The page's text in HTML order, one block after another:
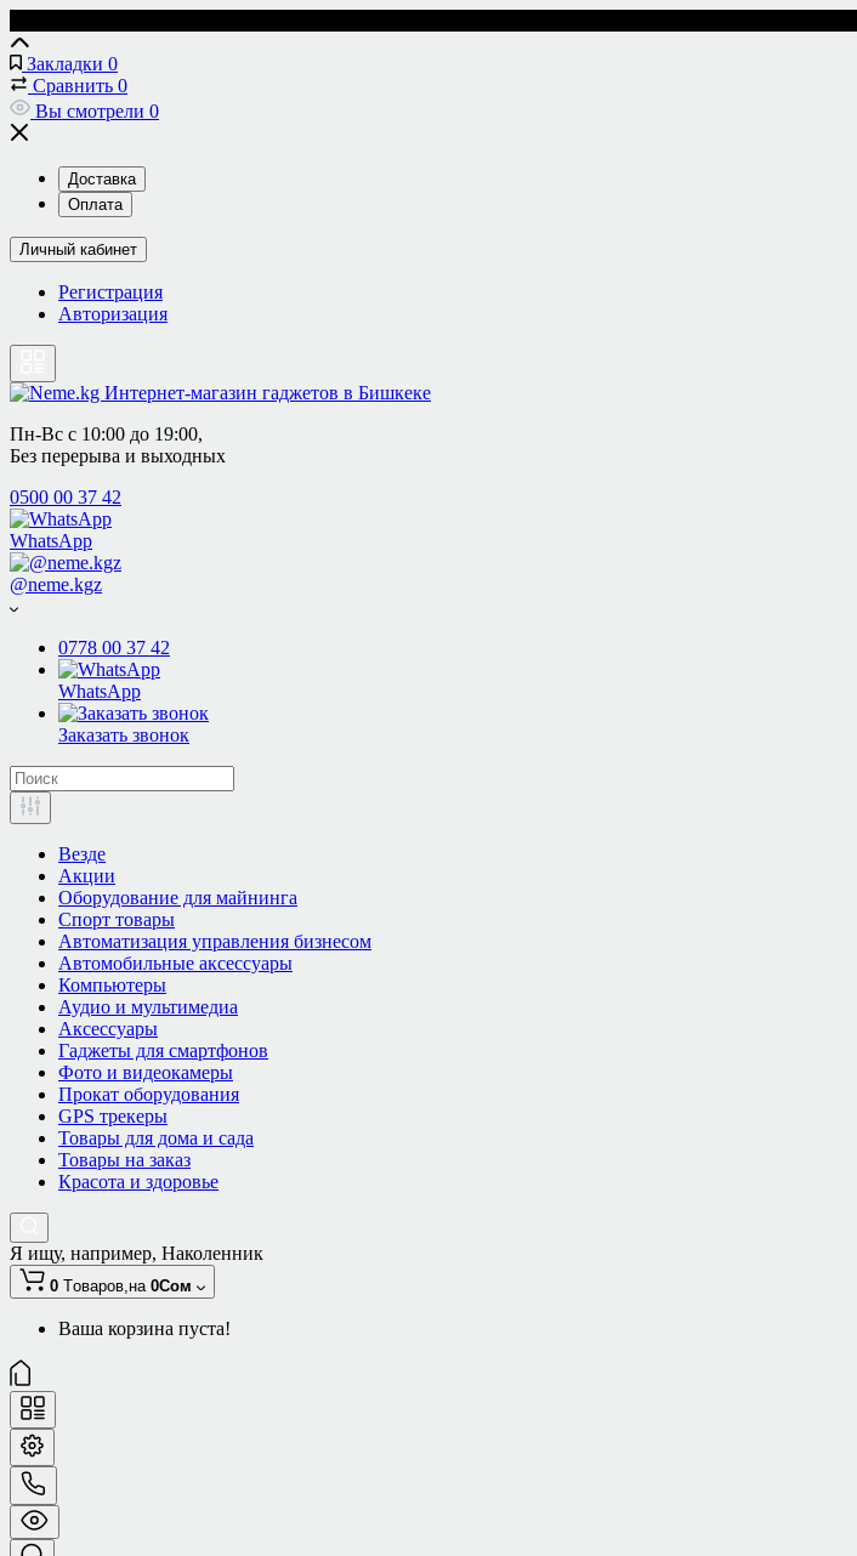
Закладки 0
Сравнить 0
Вы смотрели 0
Доставка
Оплата
Личный кабинет
Регистрация
Авторизация
Пн-Вс с 10:00 до 19:00,
Без перерыва и выходных
0500 00 37 42
WhatsApp
@neme.kgz
0778 00 37 42
WhatsApp
Заказать звонок
Везде
Акции
Оборудование для майнинга
Спорт товары
Автоматизация управления бизнесом
Автомобильные аксессуары
Компьютеры
Аудио и мультимедиа
Аксессуары
Гаджеты для смартфонов
Фото и видеокамеры
Прокат оборудования
GPS трекеры
Товары для дома и сада
Товары на заказ
Красота и здоровье
Я ищу, например, Наколенник
0 Tоваров,на 0Сом
Ваша корзина пуста!